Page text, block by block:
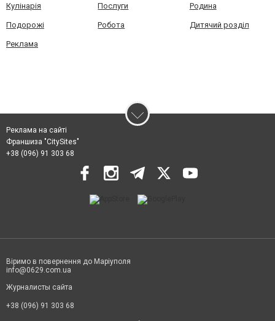
Кулінарія Послуги Родина
Подорожі Робота Дитячий розділ
Реклама
Реклама на сайті
Франшиза "CitySites"
+38 (096) 91 303 68
Віримо в повернення до Маріуполя
info@0629.com.ua
Журналисты сайта
+38 (096) 91 303 68